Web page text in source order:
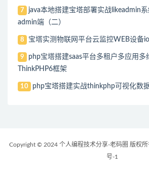
7
java本地搭建宝塔部署实战likeadmin
admin端（二）
8 宝塔实测物联网平台云监控WEB设备
9
php宝塔搭建saas平台多租户多应用多
ThinkPHP6框架
10 php宝塔搭建实战thinkphp可视化数
Copyright © 2024 个人编程技术分享-老码圈 版权所
号-1